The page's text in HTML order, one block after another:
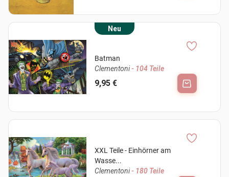
Neu
Batman
Clementoni- 104 Teile
9,95 €
XXL Teile - Einhörner am
Wasse...
Clementoni- 180 Teile